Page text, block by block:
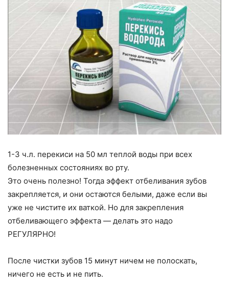
1-3 ч.л. перекиси на 50 мл теплой воды при всех
болезненных состояниях во рту.
Это очень полезно! Тогда эффект отбеливания зубов
закрепляется, и они остаются белыми, даже если вы
уже не чистите их ваткой. Но для закрепления
отбеливающего эффекта — делать это надо
РЕГУЛЯРНО!
После чистки зубов 15 минут ничем не полоскать,
ничего не есть и не пить.